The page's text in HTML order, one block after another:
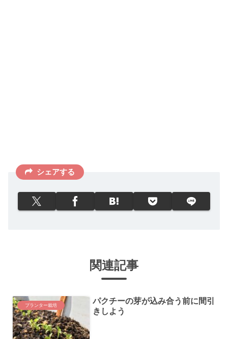
シェアする
関連記事
プランター栽培
パクチーの芽が込み合う前に間引
きしよう